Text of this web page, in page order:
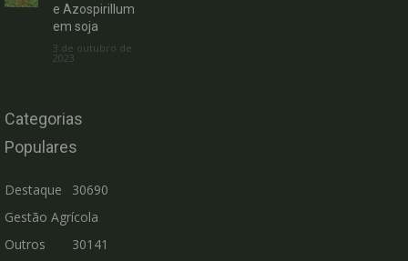
e Azospirillum
em soja
3 de outubro de
2023
Categorias
Populares
Destaque
30690
Gestão Agrícola
30141
Outros